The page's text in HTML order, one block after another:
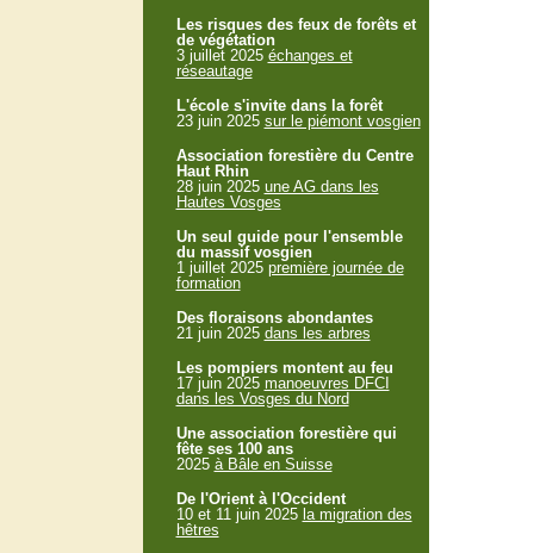
Les risques des feux de forêts et
de végétation
3 juillet 2025 échanges et
réseautage
L'école s'invite dans la forêt
23 juin 2025 sur le piémont vosgien
Association forestière du Centre
Haut Rhin
28 juin 2025 une AG dans les
Hautes Vosges
Un seul guide pour l'ensemble
du massif vosgien
1 juillet 2025 première journée de
formation
Des floraisons abondantes
21 juin 2025 dans les arbres
Les pompiers montent au feu
17 juin 2025 manoeuvres DFCI
dans les Vosges du Nord
Une association forestière qui
fête ses 100 ans
2025 à Bâle en Suisse
De l'Orient à l'Occident
10 et 11 juin 2025 la migration des
hêtres